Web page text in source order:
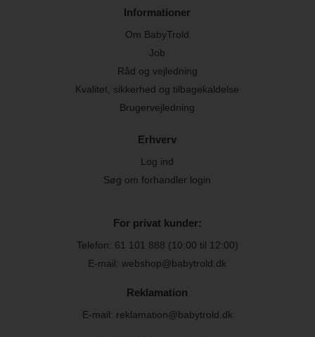
Informationer
Om BabyTrold
Job
Råd og vejledning
Kvalitet, sikkerhed og tilbagekaldelse
Brugervejledning
Erhverv
Log ind
Søg om forhandler login
For privat kunder:
Telefon: 61 101 888 (10:00 til 12:00)
E-mail: webshop@babytrold.dk
Reklamation
E-mail: reklamation@babytrold.dk